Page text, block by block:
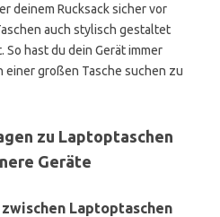
deinem Rucksack sicher vor
auch stylisch gestaltet
hast du dein Gerät immer
großen Tasche suchen zu
zu Laptoptaschen
Geräte
Laptoptaschen